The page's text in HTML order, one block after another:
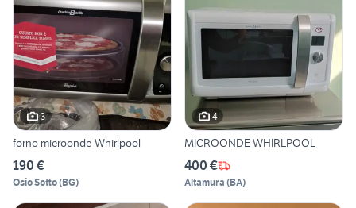
3
forno microonde Whirlpool
190 €
Osio Sotto(BG)
4
MICROONDE WHIRLPOOL
400 €
Altamura (BA)